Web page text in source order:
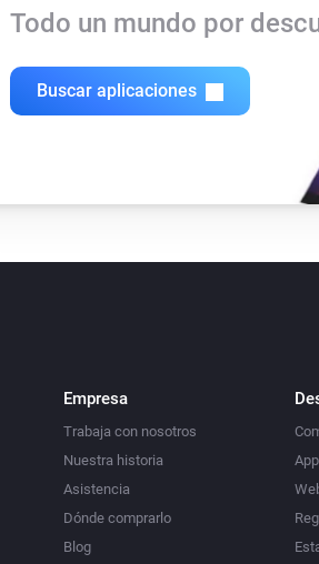
Todo un mundo por
Buscar aplicaciones
Empresa
Trabaja con nosotros
Nuestra historia
Asistencia
Dónde comprarlo
Blog